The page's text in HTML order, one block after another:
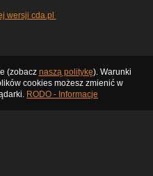
wersji cda.pl
(zobacz naszą politykę). Warunki
cookies możesz zmienić w
RODO - Informacje